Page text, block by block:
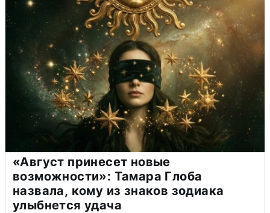
«Август принесет новые
возможности»: Тамара Глоба
назвала, кому из знаков зодиака
улыбнется удача